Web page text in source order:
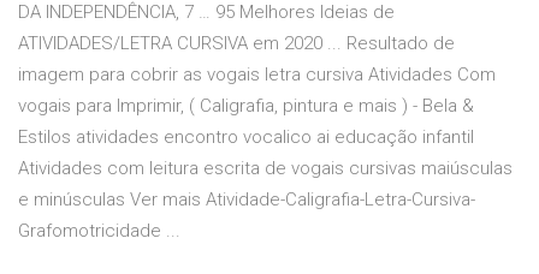
DA INDEPENDÊNCIA, 7 … 95 Melhores Ideias de
ATIVIDADES/LETRA CURSIVA em 2020 ... Resultado de
imagem para cobrir as vogais letra cursiva Atividades Com
vogais para Imprimir, ( Caligrafia, pintura e mais ) - Bela &
Estilos atividades encontro vocalico ai educação infantil
Atividades com leitura escrita de vogais cursivas maiúsculas
e minúsculas Ver mais Atividade-Caligrafia-Letra-Cursiva-
Grafomotricidade ...